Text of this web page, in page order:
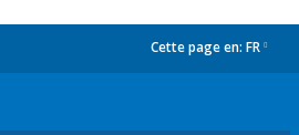
Cette page en: FR